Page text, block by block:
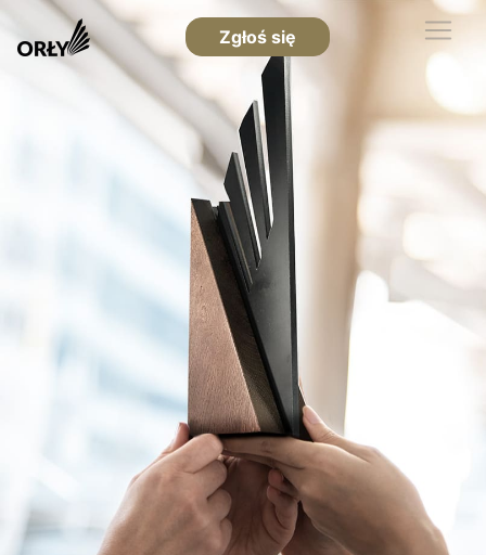
Zgłoś się